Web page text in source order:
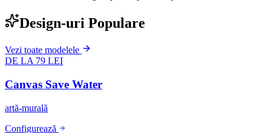
Design-uri Populare
Vezi toate modelele
DE LA 79 LEI
Canvas Save Water
artă-murală
Configurează